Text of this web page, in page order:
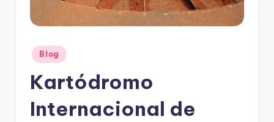
Posted
in
Blog
Kartódromo
Internacional de